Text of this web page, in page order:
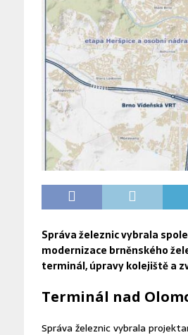
Správa železnic vybrala
modernizace brněnského
terminál, úpravy kolejiště a
Terminál nad
Správa železnic vybrala